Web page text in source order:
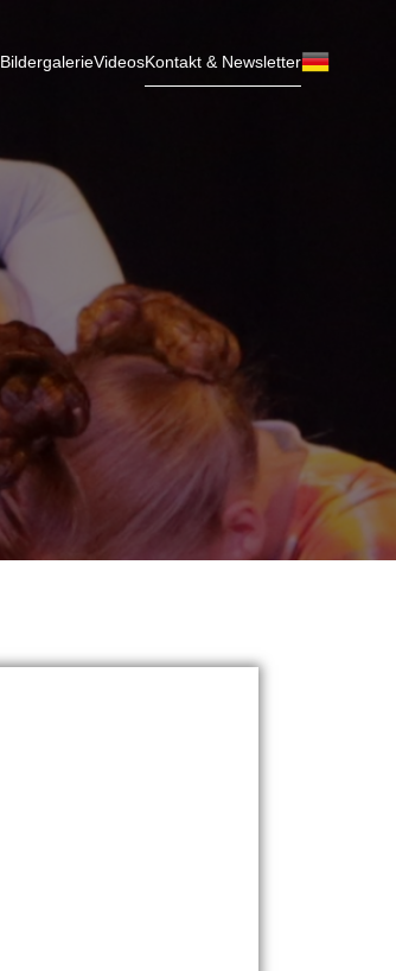
BildergalerieVideosKontakt & Newsletter